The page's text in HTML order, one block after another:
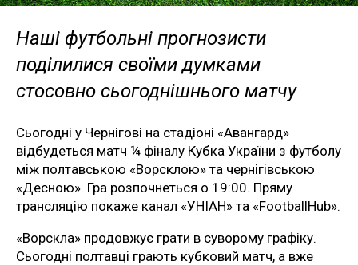
Наші футбольні прогнозисти
поділилися своїми думками
стосовно сьогоднішнього матчу
Сьогодні у Чернігові на стадіоні «Авангард»
відбудеться матч ¼ фіналу Кубка України з футболу
між полтавською «Ворсклою» та чернігівською
«Десною». Гра розпочнеться о 19:00. Пряму
трансляцію покаже канал «УНІАН» та «FootballHub».
«Ворскла» продовжує грати в суворому графіку.
Сьогодні полтавці грають кубковий матч, а вже